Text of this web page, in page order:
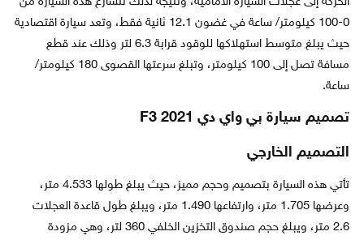
0-100 كيلومتر/ ساعة في غضون 12.1 ثانية فقط، وتعد سيارة اقتصادية
حيث يبلغ متوسط استهلاكها للوقود قرابة 6.3 لتر وذلك عند قطع
مسافة تصل إلى 100 كيلومتر، وتبلغ سرعتها القصوى 180 كيلومتر/
ساعة.
تصميم سيارة بي واي دي F3 2021
التصميم الخارجي
تأتي هذه السيارة بتصميم وحجم مميز، حيث يبلغ طولها 4.533 متر،
وعرضها 1.705 متر، وارتفاعها 1.490 متر، ويبلغ طول قاعدة العجلات
2.6 متر، ويبلغ حجم صندوق التخزين الخلفي 360 لتر، وهي مزودة